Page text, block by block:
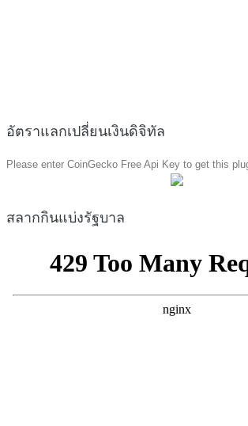
อัตราแลกเปลี่ยนเงินดิจิทัล
Please enter CoinGecko Free Api Key to get this
สลากกินแบ่งรัฐบาล